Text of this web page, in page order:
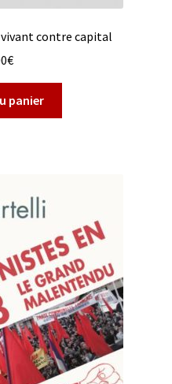
contre capital
€
panier